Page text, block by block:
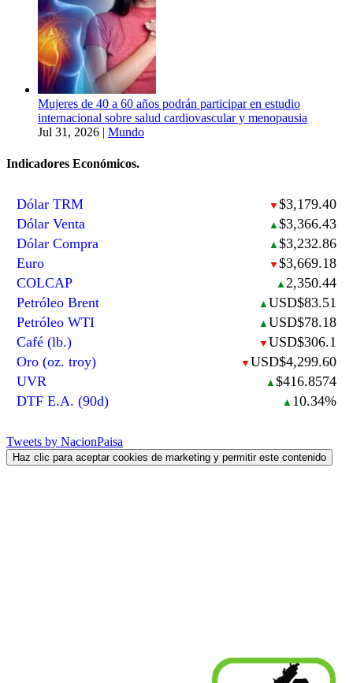
Mujeres de 40 a 60 años podrán participar en estudio
internacional sobre salud cardiovascular y menopausia
Jul 31, 2026 | Mundo
Indicadores Económicos.
Dólar TRM ▼ $3,179.40
Dólar Venta
▲ $3,366.43
Dólar Compra
▲ $3,232.86
Euro
▼ $3,669.18
COLCAP
▲ 2,350.44
Petróleo Brent
▲ USD$83.51
Petróleo WTI
▲ USD$78.18
Café (lb.)
▼ USD$306.1
Oro (oz. troy)
▼ USD$4,299.60
UVR
▲ $416.8574
DTF E.A. (90d)
▲ 10.34%
Tweets by NacionPaisa
Haz clic para aceptar cookies de marketing y permitir este contenido